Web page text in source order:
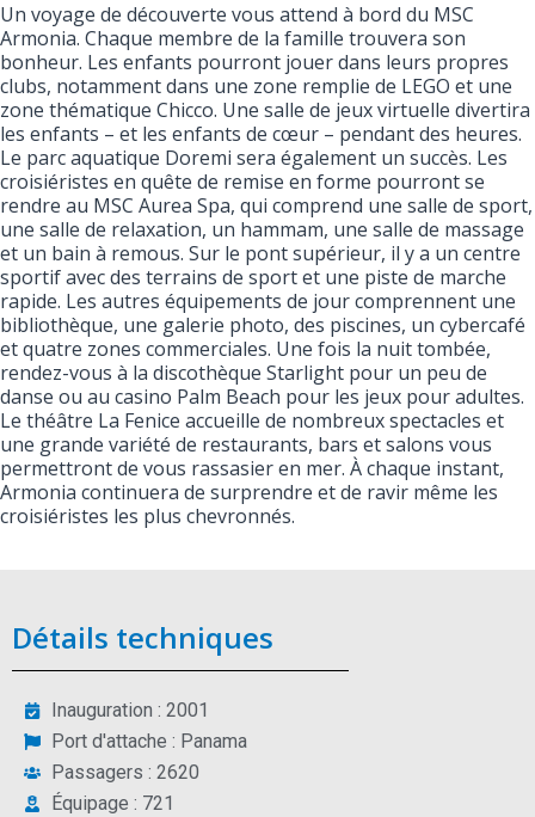
Un voyage de découverte vous attend à bord du MSC
Armonia. Chaque membre de la famille trouvera son
bonheur. Les enfants pourront jouer dans leurs propres
clubs, notamment dans une zone remplie de LEGO et une
zone thématique Chicco. Une salle de jeux virtuelle divertira
les enfants – et les enfants de cœur – pendant des heures.
Le parc aquatique Doremi sera également un succès. Les
croisiéristes en quête de remise en forme pourront se
rendre au MSC Aurea Spa, qui comprend une salle de sport,
une salle de relaxation, un hammam, une salle de massage
et un bain à remous. Sur le pont supérieur, il y a un centre
sportif avec des terrains de sport et une piste de marche
rapide. Les autres équipements de jour comprennent une
bibliothèque, une galerie photo, des piscines, un cybercafé
et quatre zones commerciales. Une fois la nuit tombée,
rendez-vous à la discothèque Starlight pour un peu de
danse ou au casino Palm Beach pour les jeux pour adultes.
Le théâtre La Fenice accueille de nombreux spectacles et
une grande variété de restaurants, bars et salons vous
permettront de vous rassasier en mer. À chaque instant,
Armonia continuera de surprendre et de ravir même les
croisiéristes les plus chevronnés.
Détails techniques
Inauguration : 2001
Port d'attache : Panama
Passagers : 2620
Équipage : 721